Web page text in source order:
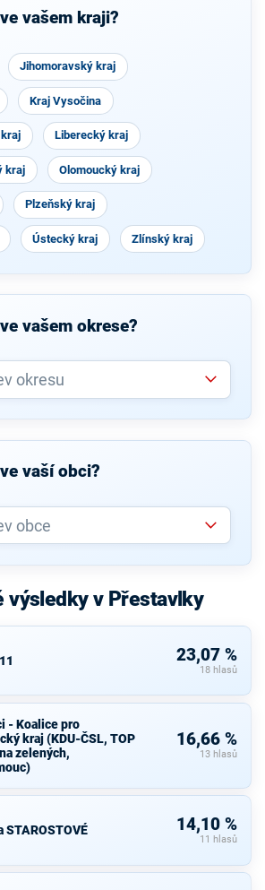
vašem kraji?
Jihomoravský kraj
Kraj Vysočina
Liberecký kraj
kraj Olomoucký kraj
Plzeňský kraj
Ústecký kraj Zlínský kraj
vašem okrese?
vaší obci?
výsledky v Přestavlky
23,07 %
18 hlasů
- Koalice pro
kraj (KDU-ČSL, TOP
zelených,
16,66 %
13 hlasů
STAROSTOVÉ 14,10 %
11 hlasů